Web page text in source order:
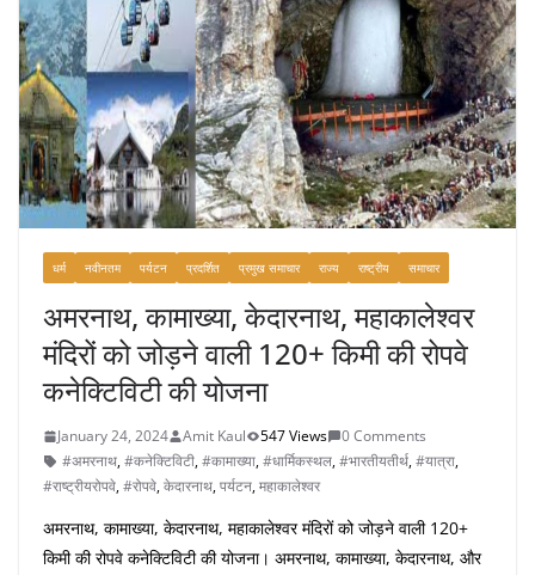
धर्म नवीनतम पर्यटन प्रदर्शित प्रमुख समाचार राज्य राष्ट्रीय समाचार
अमरनाथ, कामाख्या, केदारनाथ, महाकालेश्वर
मंदिरों को जोड़ने वाली 120+ किमी की रोपवे
कनेक्टिविटी की योजना
January 24, 2024 Amit Kaul 547 Views
0 Comments
#अमरनाथ,#कनेक्टिविटी,#कामाख्या,#धार्मिकस्थल,#भारतीयतीर्थ,#यात्रा,
#राष्ट्रीयरोपवे,#रोपवे,केदारनाथ,पर्यटन,महाकालेश्वर
अमरनाथ, कामाख्या, केदारनाथ, महाकालेश्वर मंदिरों को जोड़ने वाली 120+
किमी की रोपवे कनेक्टिविटी की योजना। अमरनाथ, कामाख्या, केदारनाथ, और